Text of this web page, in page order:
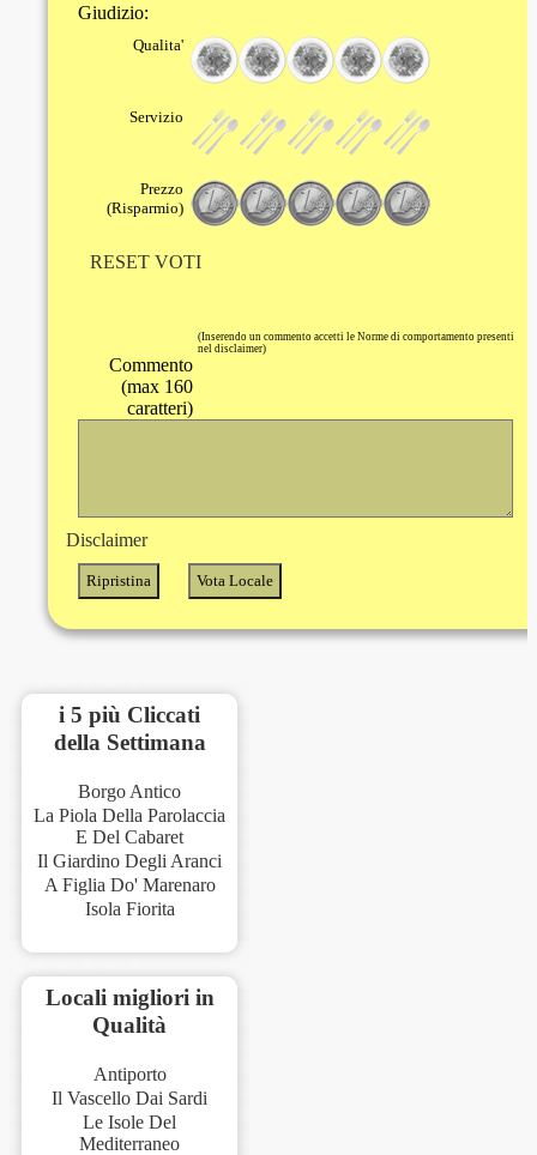
Giudizio:
Qualita'
Servizio
Prezzo
(Risparmio)
RESET VOTI
(Inserendo un commento accetti le Norme di comportamento presenti
nel disclaimer)
Commento
(max 160
caratteri)
Disclaimer
i 5 più Cliccati
della Settimana
Borgo Antico
La Piola Della Parolaccia
E Del Cabaret
Il Giardino Degli Aranci
A Figlia Do' Marenaro
Isola Fiorita
Locali migliori in
Qualità
Antiporto
Il Vascello Dai Sardi
Le Isole Del
Mediterraneo